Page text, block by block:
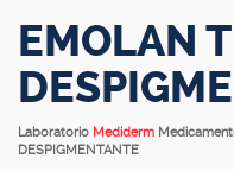
EMOLAN
Laboratorio Mediderm
DESPIGMENTANTE